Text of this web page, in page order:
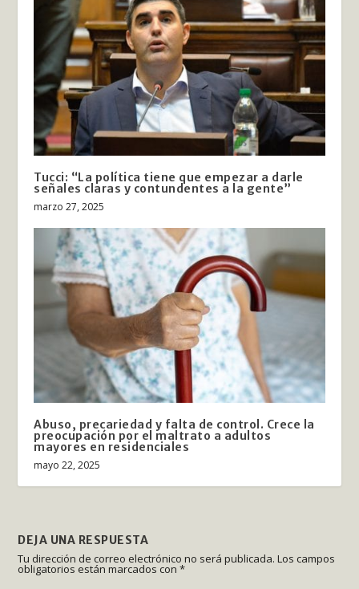
Tucci: “La política tiene que empezar a darle
señales claras y contundentes a la gente”
marzo 27, 2025
Abuso, precariedad y falta de control. Crece la
preocupación por el maltrato a adultos
mayores en residenciales
mayo 22, 2025
DEJA UNA RESPUESTA
Tu dirección de correo electrónico no será publicada. Los campos
obligatorios están marcados con*